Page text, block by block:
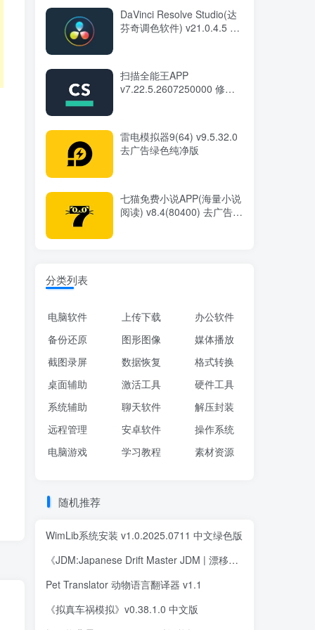
DaVinci Resolve Studio(达
芬奇调色软件) v21.0.4.5 中
扫描全能王APP
v7.22.5.2607250000 修改
雷电模拟器9(64) v9.5.32.0
去广告绿色纯净版
七猫免费小说APP(海量小说
阅读) v8.4(80400) 去广告修
分类列表
电脑软件 上传下载
办公软件
备份还原
图形图像
媒体播放
截图录屏
数据恢复
格式转换
桌面辅助
激活工具
硬件工具
系统辅助
聊天软件
解压封装
远程管理
安卓软件
操作系统
电脑游戏
学习教程 素材资源
随机推荐
WimLib系统安装 v1.0.2025.0711 中文绿色版
《JDM:Japanese Drift Master JDM | 漂移大师》中文版
Pet Translator 动物语言翻译器 v1.1
《拟真车祸模拟》v0.38.1.0 中文版